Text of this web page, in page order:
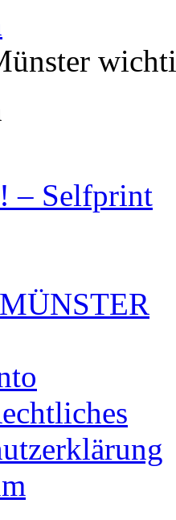
– Selfprint